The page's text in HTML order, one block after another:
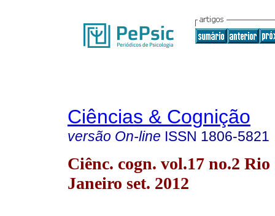
Ciências & Cognição
versão On-line ISSN 1806-5821
Ciênc. cogn. vol.17 no.2 Rio
Janeiro set. 2012